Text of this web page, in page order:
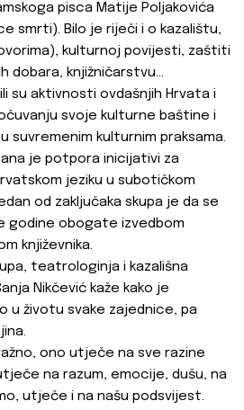
pisca Matije Poljakovića
smrti). Bilo je riječi i o kazalištu,
kulturnoj povijesti, zaštiti
dobara, knjižničarstvu...
su aktivnosti ovdašnjih Hrvata i
svoje kulturne baštine i
suvremenim kulturnim praksama.
je potpora inicijativi za
jeziku u subotičkom
od zaključaka skupa je da se
godine obogate izvedbom
književnika.
teatrologinja i kazališna
Nikčević kaže kako je
u životu svake zajednice, pa
ono utječe na sve razine
na razum, emocije, dušu, na
utječe i na našu podsvijest.